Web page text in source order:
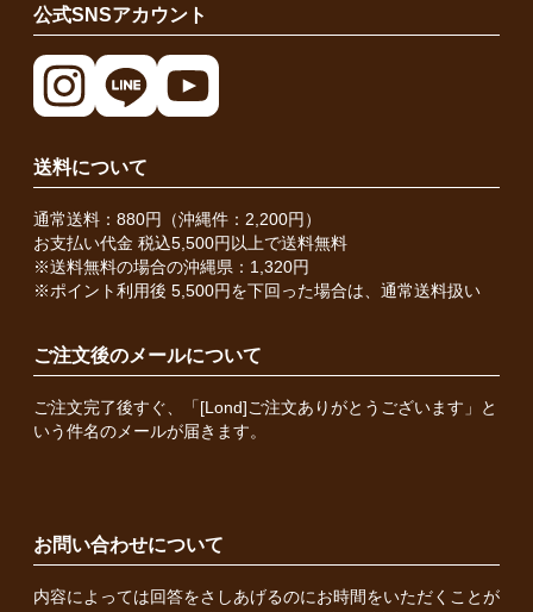
公式SNSアカウント
送料について
通常送料：880円（沖縄件：2,200円）
お支払い代金 税込5,500円以上で送料無料
※送料無料の場合の沖縄県：1,320円
※ポイント利用後 5,500円を下回った場合は、通常送料扱い
ご注文後のメールについて
ご注文完了後すぐ、「[Lond]ご注文ありがとうございます」と
いう件名のメールが届きます。
お問い合わせについて
内容によっては回答をさしあげるのにお時間をいただくことが